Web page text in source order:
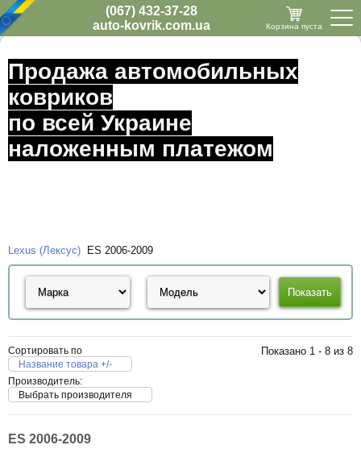
(067) 432-37-28
auto-kovrik.com.ua
Корзина пуста
Продажа автомобильных
ковриков
по всей Украине
наложенным платежом
Lexus (Лексус) ES 2006-2009
Сортировать по
Название товара +/-
Производитель:
Выбрать производителя
Показано 1 - 8 из 8
ES 2006-2009